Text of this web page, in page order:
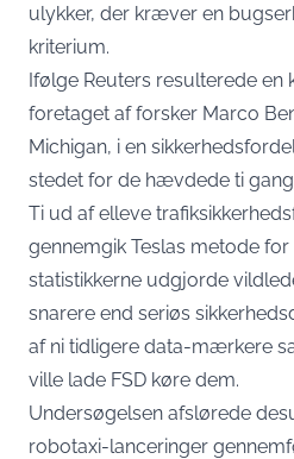
ulykker, der kræver en
kriterium.
Ifølge Reuters resulterede en
foretaget af forsker Marco
Michigan, i en
stedet for de hævdede ti
Ti ud af elleve
gennemgik Teslas metode
statistikkerne udgjorde
snarere end seriøs
af ni tidligere data-mærkere
ville lade FSD køre dem.
Undersøgelsen afslørede
robotaxi-lanceringer